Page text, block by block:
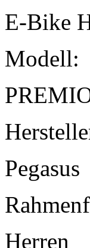
E-Bike
Modell:
Pegasus
Herren